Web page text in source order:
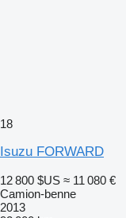
18
Isuzu FORWARD
12 800 $US ≈ 11 080 €
Camion-benne
2013